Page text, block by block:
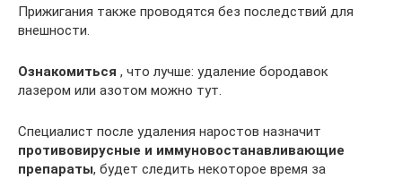
Прижигания также проводятся без последствий для
внешности.
Ознакомиться , что лучше: удаление бородавок
лазером или азотом можно тут.
Специалист после удаления наростов назначит
противовирусные и иммуновостанавливающие
препараты, будет следить некоторое время за